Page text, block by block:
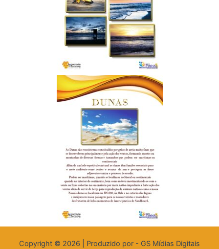
Copyright © 2026 | Produzido por - GS Mídias Digitais